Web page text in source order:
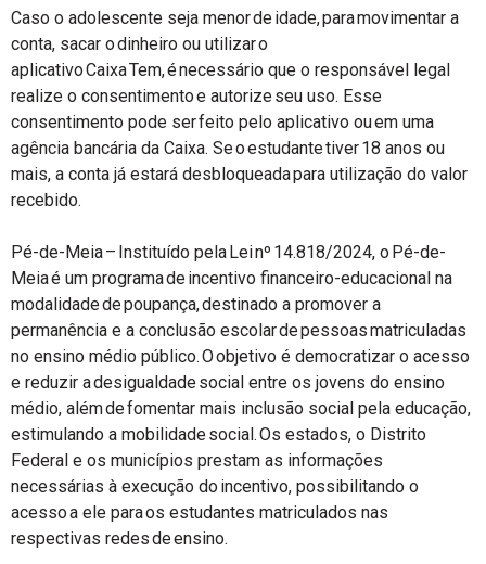
Caso o adolescente seja menor de idade, para movimentar a
conta, sacar o dinheiro ou utilizar o
aplicativo Caixa Tem, é necessário que o responsável legal
realize o consentimento e autorize seu uso. Esse
consentimento pode ser feito pelo aplicativo ou em uma
agência bancária da Caixa. Se o estudante tiver 18 anos ou
mais, a conta já estará desbloqueada para utilização do valor
recebido.
Pé-de-Meia – Instituído pela Lei nº 14.818/2024, o Pé-de-
Meia é um programa de incentivo financeiro-educacional na
modalidade de poupança, destinado a promover a
permanência e a conclusão escolar de pessoas matriculadas
no ensino médio público. O objetivo é democratizar o acesso
e reduzir a desigualdade social entre os jovens do ensino
médio, além de fomentar mais inclusão social pela educação,
estimulando a mobilidade social. Os estados, o Distrito
Federal e os municípios prestam as informações
necessárias à execução do incentivo, possibilitando o
acesso a ele para os estudantes matriculados nas
respectivas redes de ensino.